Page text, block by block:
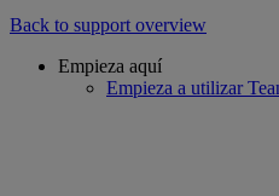
Back to support overview
Empieza aquí
Empieza a utilizar